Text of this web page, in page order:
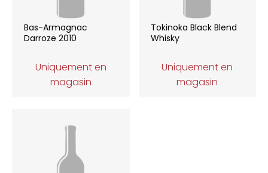
Bas-Armagnac
Darroze 2010
Uniquement en
magasin
Tokinoka Black Blend
Whisky
Uniquement en
magasin